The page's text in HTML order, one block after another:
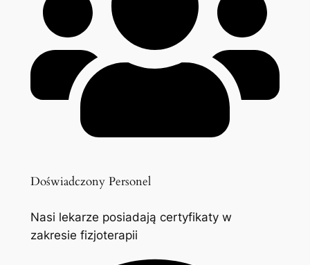
Doświadczony Personel
Nasi lekarze posiadają certyfikaty w
zakresie fizjoterapii